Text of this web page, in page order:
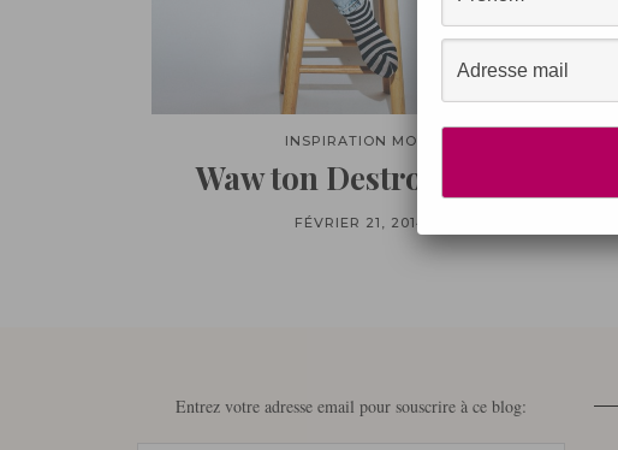
INSPIRATION MODE
Waw ton Destroy jean!!
FÉVRIER 21, 2014
Entrez votre adresse email pour souscrire à ce blog: